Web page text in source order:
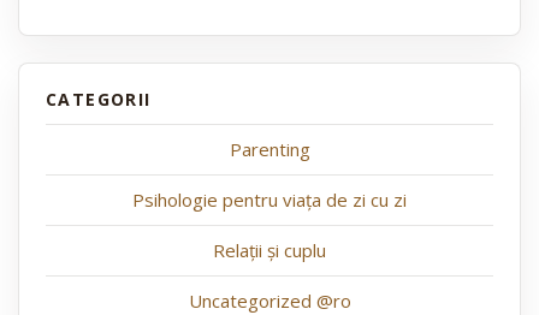
Parenting
Psihologie pentru viața de zi cu zi
Relații și cuplu
Uncategorized @ro